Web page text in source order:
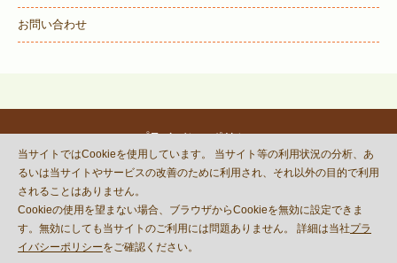
お問い合わせ
プライバシーポリシー
© DECOBOCO BASE Co.,Ltd.
and Terms of Serviceapply.
当サイトではCookieを使用しています。 当サイト等の利用状況の分析、あ
るいは当サイトやサービスの改善のために利用され、それ以外の目的で利用
されることはありません。
Cookieの使用を望まない場合、ブラウザからCookieを無効に設定できま
す。無効にしても当サイトのご利用には問題ありません。 詳細は当社プラ
イバシーポリシーをご確認ください。